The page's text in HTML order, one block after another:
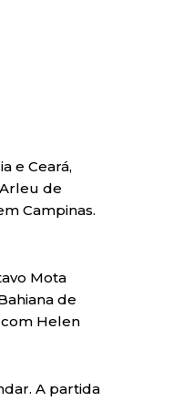
e Ceará,
de
Campinas.
Mota
de
com Helen
A partida